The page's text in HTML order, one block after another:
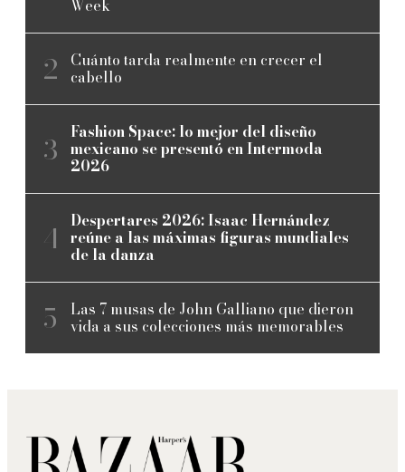
Week
Cuánto tarda realmente en crecer el
cabello
Fashion Space: lo mejor del diseño
mexicano se presentó en Intermoda
2026
Despertares 2026: Isaac Hernández
reúne a las máximas figuras mundiales
de la danza
Las 7 musas de John Galliano que dieron
vida a sus colecciones más memorables